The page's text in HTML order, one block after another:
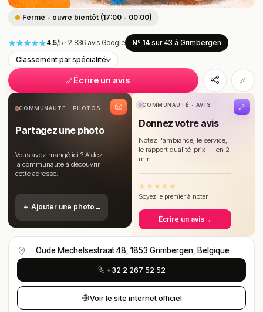
Fermé - ouvre bientôt (17:00 - 00:00)
4.5/5 · 2 836 avis Google Nº 14 sur 43 à Grimbergen
Classement par spécialité
Écrire un avis
COMMUNAUTÉ · PHOTOS
Partagez une photo
Vous avez mangé ici ? Aidez
la communauté à découvrir
cette adresse.
＋ Ajouter une photo →
COMMUNAUTÉ · AVIS
Donnez votre avis
Notez l'ambiance, le service,
le rapport qualité-prix — en 2
min.
★ ★ ★ ★ ★
Soyez le premier à noter
Écrire un avis→
Oude Mechelsestraat 48, 1853 Grimbergen, Belgique
+32 2 267 52 52
Voir le site internet officiel